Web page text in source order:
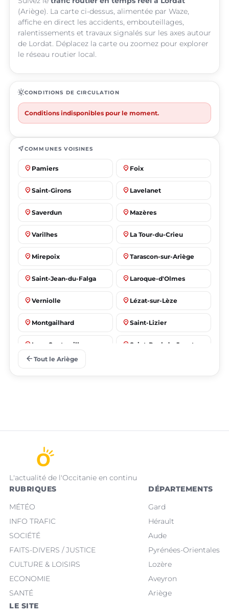
(Ariège). La carte ci-dessus, alimentée par Waze,
affiche en direct les accidents, embouteillages,
ralentissements et travaux signalés sur les axes autour
de Lordat. Déplacez la carte ou zoomez pour explorer
le réseau routier local.
routineCONDITIONS DE CIRCULATION
Conditions indisponibles pour le moment.
near_meCOMMUNES VOISINES
place Pamiers place Foix
place Saint-Girons place Lavelanet
place Saverdun place Mazères
place Varilhes place La Tour-du-Crieu
place Mirepoix place Tarascon-sur-Ariège
place Saint-Jean-du-Falga place Laroque-d'Olmes
place Verniolle place Lézat-sur-Lèze
place Montgailhard place Saint-Lizier
place Lorp-Sentaraille place Saint-Paul-de-Jarrat
arrow_back Tout le Ariège
L'actualité de l'Occitanie en continu
RUBRIQUES
MÉTÉO
INFO TRAFIC
SOCIÉTÉ
FAITS-DIVERS / JUSTICE
CULTURE & LOISIRS
ECONOMIE
SANTÉ
DÉPARTEMENTS
Gard
Hérault
Aude
Pyrénées-Orientales
Lozère
Aveyron
Ariège
LE SITE